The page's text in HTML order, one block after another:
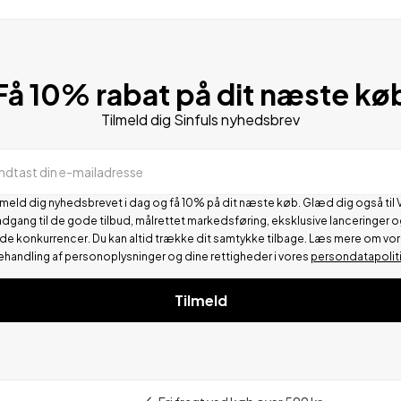
10% rabat på dit næste
Tilmeld dig Sinfuls nyhedsbrev
din e-mailadresse
dig nyhedsbrevet i dag og få 10% på dit næste køb. Glæd dig også til
til de gode tilbud, målrettet markedsføring, eksklusive lanceringer
konkurrencer. Du kan altid trække dit samtykke tilbage. Læs mere om
af personoplysninger og dine rettigheder i vores
Tilmeld